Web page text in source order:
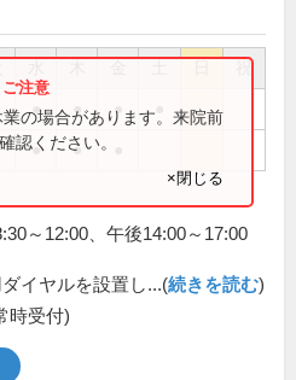
祝
● ● ●
● ●
の場合があります。来院前
認ください。
×閉じる
～12:00、午後14:00～17:00
イヤルを設置し...(続きを読む)
時受付)